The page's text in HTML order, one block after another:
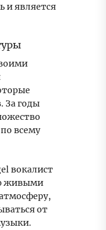
и является
За годы
всему
вокалист
живыми
от